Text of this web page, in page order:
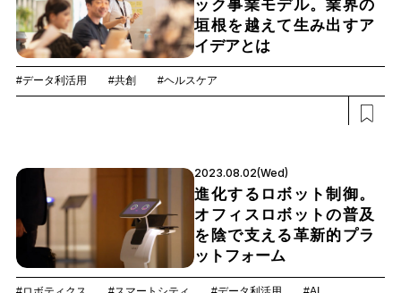
ック事業モデル。業界の
垣根を越えて生み出すア
イデアとは
#データ利活用 #共創 #ヘルスケア
2023.08.02(Wed)
進化するロボット制御。
オフィスロボットの普及
を陰で支える革新的プラ
ットフォーム